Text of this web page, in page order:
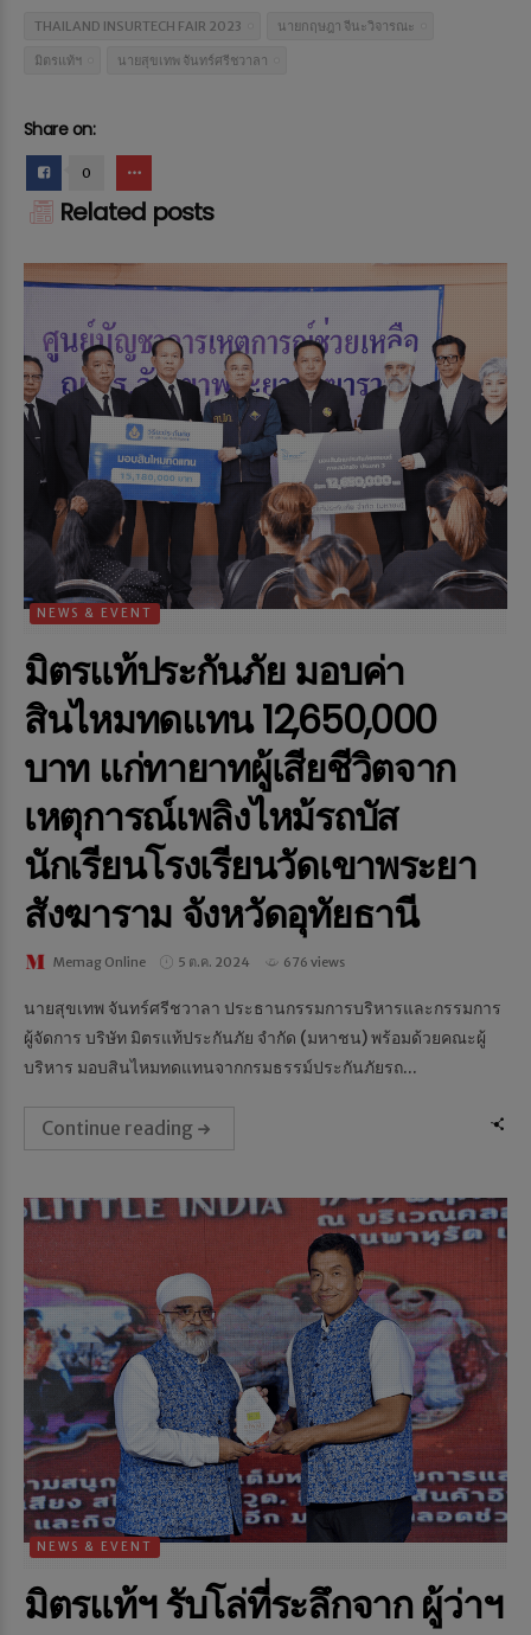
THAILAND INSURTECH FAIR 2023 นายกฤษฎา จีนะวิจารณะ
มิตรแท้ฯ นายสุขเทพ จันทร์ศรีชวาลา
Share on:
0
Related posts
NEWS & EVENT
มิตรแท้ประกันภัย มอบค่า
สินไหมทดแทน 12,650,000
บาท แก่ทายาทผู้เสียชีวิตจาก
เหตุการณ์เพลิงไหม้รถบัส
นักเรียนโรงเรียนวัดเขาพระยา
สังฆาราม จังหวัดอุทัยธานี
Memag Online 5 ต.ค. 2024 676 views
นายสุขเทพ จันทร์ศรีชวาลา ประธานกรรมการบริหารและกรรมการ
ผู้จัดการ บริษัท มิตรแท้ประกันภัย จำกัด (มหาชน) พร้อมด้วยคณะผู้
บริหาร มอบสินไหมทดแทนจากกรมธรรม์ประกันภัยรถ...
Continue reading
NEWS & EVENT
มิตรแท้ฯ รับโล่ที่ระลึกจาก ผู้ว่าฯ